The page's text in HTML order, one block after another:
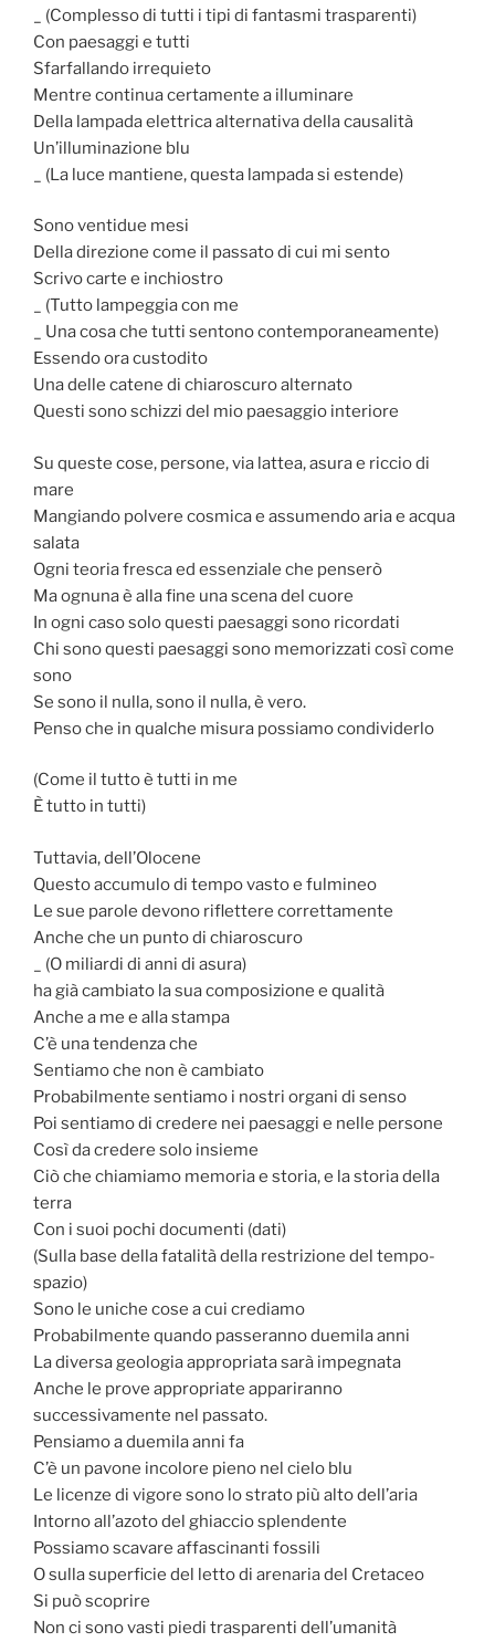
_ (Complesso di tutti i tipi di fantasmi trasparenti)
Con paesaggi e tutti
Sfarfallando irrequieto
Mentre continua certamente a illuminare
Della lampada elettrica alternativa della causalità
Un’illuminazione blu
_ (La luce mantiene, questa lampada si estende)
Sono ventidue mesi
Della direzione come il passato di cui mi sento
Scrivo carte e inchiostro
_ (Tutto lampeggia con me
_ Una cosa che tutti sentono contemporaneamente)
Essendo ora custodito
Una delle catene di chiaroscuro alternato
Questi sono schizzi del mio paesaggio interiore
Su queste cose, persone, via lattea, asura e riccio di
mare
Mangiando polvere cosmica e assumendo aria e acqua
salata
Ogni teoria fresca ed essenziale che penserò
Ma ognuna è alla fine una scena del cuore
In ogni caso solo questi paesaggi sono ricordati
Chi sono questi paesaggi sono memorizzati così come
sono
Se sono il nulla, sono il nulla, è vero.
Penso che in qualche misura possiamo condividerlo
(Come il tutto è tutti in me
È tutto in tutti)
Tuttavia, dell’Olocene
Questo accumulo di tempo vasto e fulmineo
Le sue parole devono riflettere correttamente
Anche che un punto di chiaroscuro
_ (O miliardi di anni di asura)
ha già cambiato la sua composizione e qualità
Anche a me e alla stampa
C’è una tendenza che
Sentiamo che non è cambiato
Probabilmente sentiamo i nostri organi di senso
Poi sentiamo di credere nei paesaggi e nelle persone
Così da credere solo insieme
Ciò che chiamiamo memoria e storia, e la storia della
terra
Con i suoi pochi documenti (dati)
(Sulla base della fatalità della restrizione del tempo-
spazio)
Sono le uniche cose a cui crediamo
Probabilmente quando passeranno duemila anni
La diversa geologia appropriata sarà impegnata
Anche le prove appropriate appariranno
successivamente nel passato.
Pensiamo a duemila anni fa
C’è un pavone incolore pieno nel cielo blu
Le licenze di vigore sono lo strato più alto dell’aria
Intorno all’azoto del ghiaccio splendente
Possiamo scavare affascinanti fossili
O sulla superficie del letto di arenaria del Cretaceo
Si può scoprire
Non ci sono vasti piedi trasparenti dell’umanità